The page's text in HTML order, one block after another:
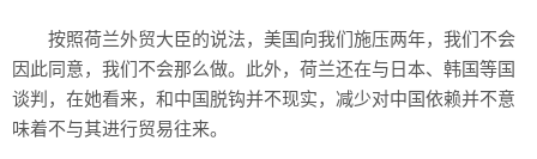
按照荷兰外贸大臣的说法，美国向我们施压两年，我们不会
因此同意，我们不会那么做。此外，荷兰还在与日本、韩国等国
谈判，在她看来，和中国脱钩并不现实，减少对中国依赖并不意
味着不与其进行贸易往来。